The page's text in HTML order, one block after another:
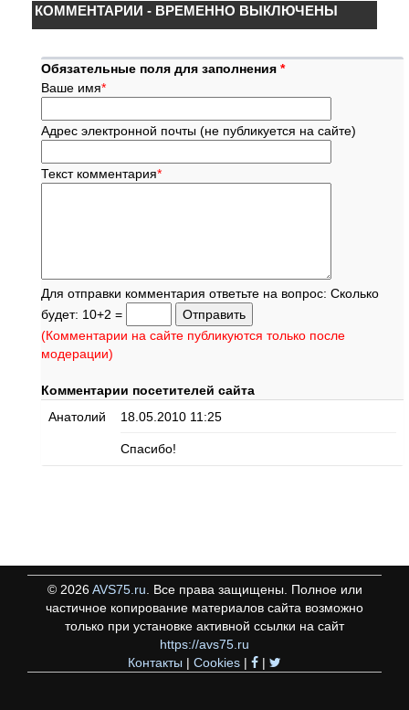
КОММЕНТАРИИ - ВРЕМЕННО ВЫКЛЮЧЕНЫ
Обязательные поля для заполнения *
Ваше имя*
Адрес электронной почты (не публикуется на сайте)
Текст комментария*
Для отправки комментария ответьте на вопрос: Сколько
будет: 10+2 =
(Комментарии на сайте публикуются только после
модерации)
Комментарии посетителей сайта
Анатолий
18.05.2010 11:25
Спасибо!
© 2026 AVS75.ru. Все права защищены. Полное или
частичное копирование материалов сайта возможно
только при установке активной ссылки на сайт
https://avs75.ru
Контакты | Cookies | |